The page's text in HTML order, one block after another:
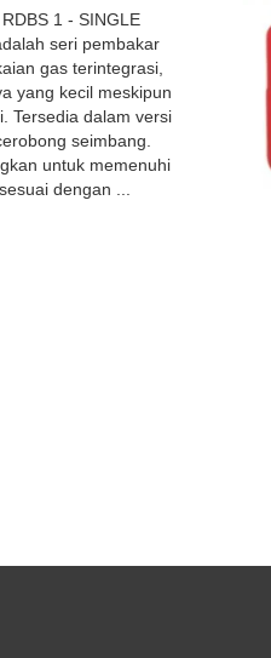
1 - SINGLE
seri pembakar
gas terintegrasi,
yang kecil meskipun
Tersedia dalam versi
seimbang.
untuk memenuhi
dengan ...